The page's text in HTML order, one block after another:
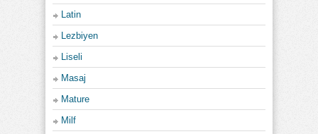
Latin
Lezbiyen
Liseli
Masaj
Mature
Milf